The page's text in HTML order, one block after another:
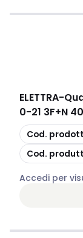
ELETTRA-
0-21 3F+N
copia
Cod.
copia
Cod.
Accedi per